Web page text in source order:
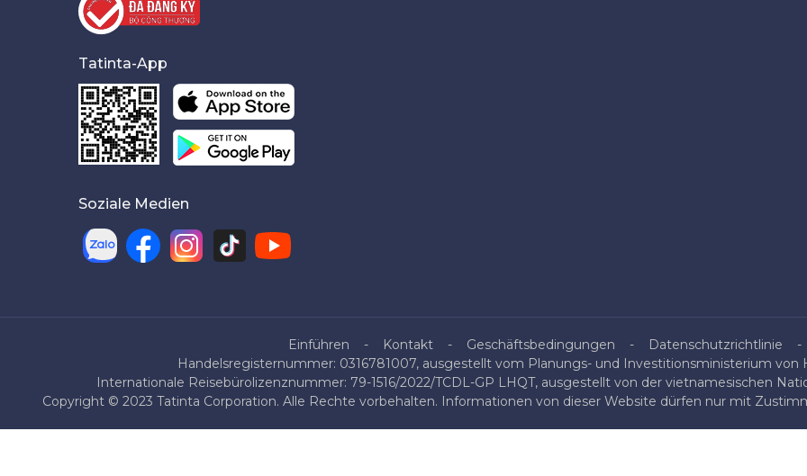
Tatinta-App
Soziale Medien
Einführen Kontakt Geschäftsbedingungen
Datenschutzrichtlinie
Handelsregisternummer: 0316781007, ausgestellt vom Planungs- und Investitionsministerium von
Internationale Reisebürolizenznummer: 79-1516/2022/TCDL-GP LHQT, ausgestellt von der vietnamesischen
Copyright © 2023 Tatinta Corporation. Alle Rechte vorbehalten. Informationen von dieser Website dürfen nur mit